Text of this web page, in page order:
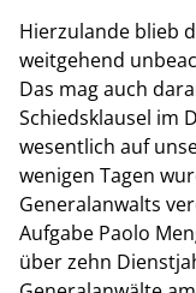
Hierzulande blieb
weitgehend
Das mag auch
Schiedsklausel im
wesentlich auf
wenigen Tagen
Generalanwalts
Aufgabe Paolo
über zehn